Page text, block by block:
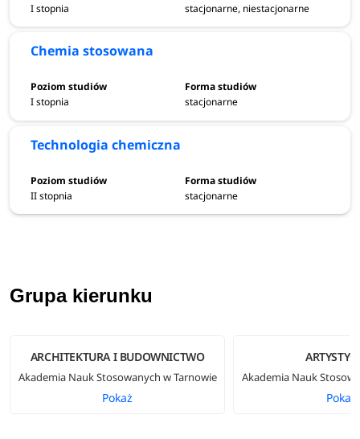
I stopnia stacjonarne, niestacjonarne
Chemia stosowana
I stopnia stacjonarne
Technologia chemiczna
II stopnia stacjonarne
Grupa kierunku
ARCHITEKTURA I BUDOWNICTWO
Akademia Nauk Stosowanych w Tarnowie
Pokaż
Akademia Nauk
Pokaż